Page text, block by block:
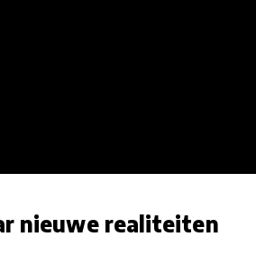
nieuwe realiteiten